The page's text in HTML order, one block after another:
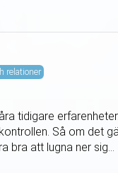
relationer
tidigare
Så om det
bra att lugna ner sig...